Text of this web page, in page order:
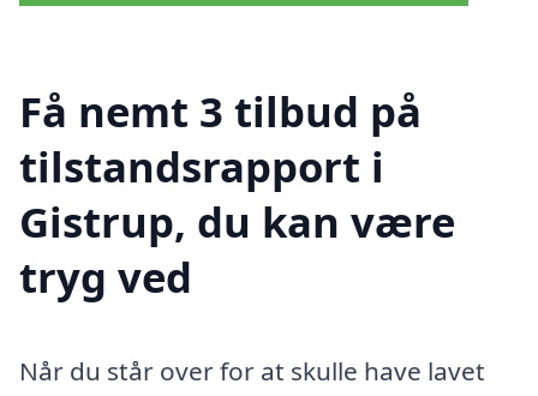
Få nemt 3 tilbud på
tilstandsrapport i
Gistrup, du kan være
tryg ved
Når du står over for at skulle have lavet